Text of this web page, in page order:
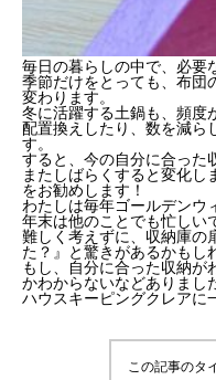
毎日の暮らしの中で、必要
季節だけをとっても、布団
変わります。
冬に活躍する土鍋も、頻度
配置換えしたり、数を減ら
す。
すると、今の自分に合った
またしばらくすると変化
をお勧めします！
わたしは毎年ゴールデンウ
年末は他のことでも忙しい
難しく考えずに、収納庫の
た？』と驚きがあるかもし
もし、自分に合った収納が
かわからないなどありまし
ハウスキーピングクレアに
この記事のタ